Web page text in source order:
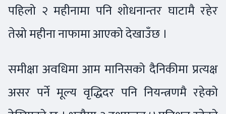
पहिलो २ महीनामा पनि शोधनान्तर घाटामै रहेर
तेस्रो महीना नाफामा आएको देखाउँछ ।
समीक्षा अवधिमा आम मानिसको दैनिकीमा प्रत्यक्ष
असर पर्ने मूल्य वृद्धिदर पनि नियन्त्रणमै रहेको